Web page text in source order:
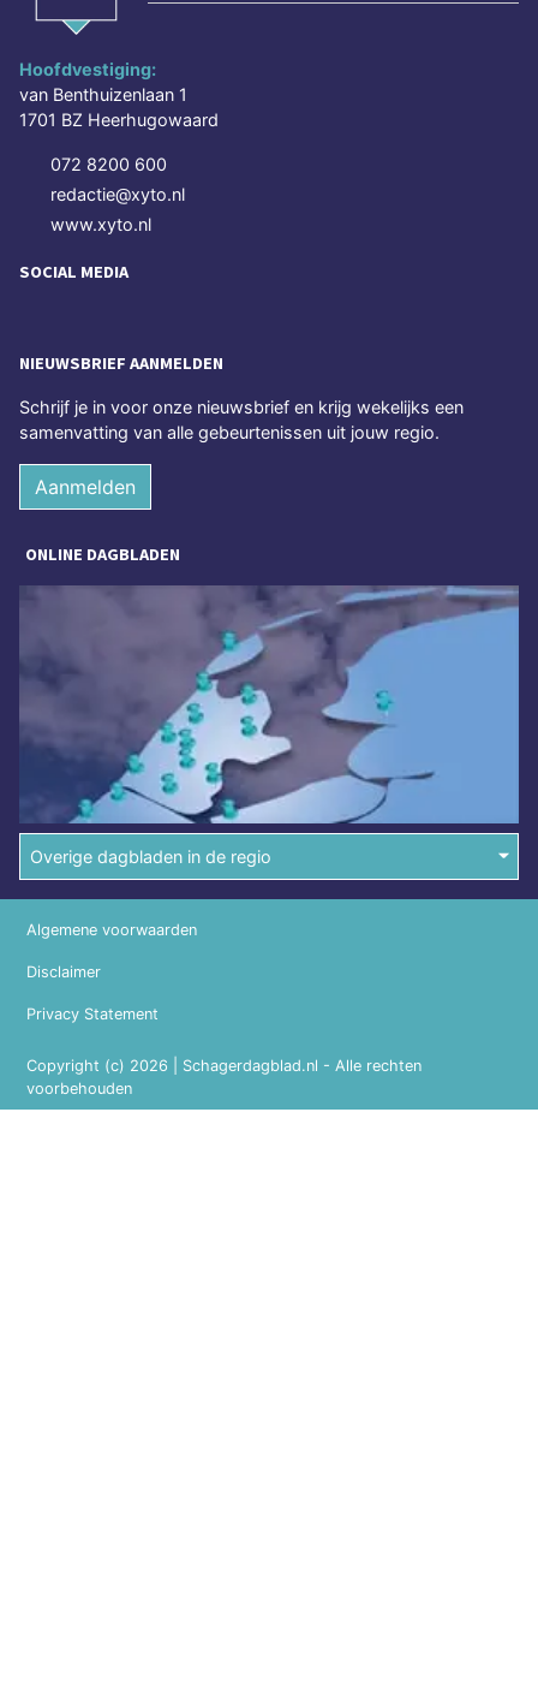
Hoofdvestiging:
van Benthuizenlaan 1
1701 BZ Heerhugowaard
072 8200 600
redactie@xyto.nl
www.xyto.nl
SOCIAL MEDIA
NIEUWSBRIEF AANMELDEN
Schrijf je in voor onze nieuwsbrief en krijg wekelijks een
samenvatting van alle gebeurtenissen uit jouw regio.
Aanmelden
ONLINE DAGBLADEN
Overige dagbladen in de regio
Copyright (c) 2026 | Schagerdagblad.nl - Alle rechten
voorbehouden
Algemene voorwaarden
Disclaimer
Privacy Statement